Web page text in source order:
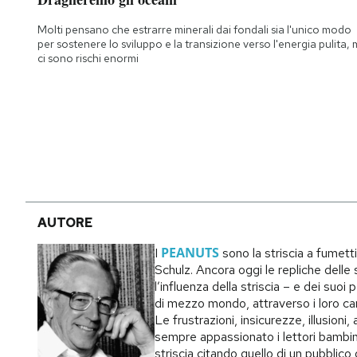
Notifiche mobile
Regala il Post
Hai bisogno di aiuto?
Molti pensano che estrarre minerali dai fondali sia l'unico modo
per sostenere lo sviluppo e la transizione verso l'energia pulita,
ci sono rischi enormi
AUTORE
I PEANUTSsono la striscia a
Schulz. Ancora oggi le repliche
l’influenza della striscia – e dei
di mezzo mondo, attraverso i loro
Le frustrazioni, insicurezze,
sempre appassionato i lettori
striscia citando quello di un